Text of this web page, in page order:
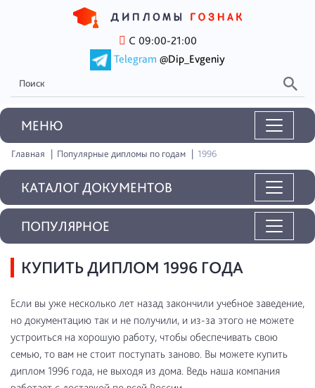
С 09:00-21:00
Telegram @Dip_Evgeniy
MEНЮ
Главная Популярные дипломы по годам 1996
КАТАЛОГ ДОКУМЕНТОВ
КУПИТЬ ДИПЛОМ 1996 ГОДА
Если вы уже несколько лет назад закончили учебное заведение,
но документацию так и не получили, и из-за этого не можете
устроиться на хорошую работу, чтобы обеспечивать свою
семью, то вам не стоит поступать заново. Вы можете купить
диплом 1996 года, не выходя из дома. Ведь наша компания
ПОПУЛЯРНОЕ